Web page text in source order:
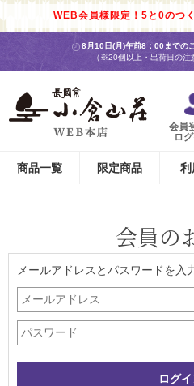
WEB会員様限定！5と0のつ
8月10日(月)午前8：00までの
（※20個以上・出荷日の注
会員
ロ
商品一覧 限定商品 利
会員の
メールアドレスとパスワードを入